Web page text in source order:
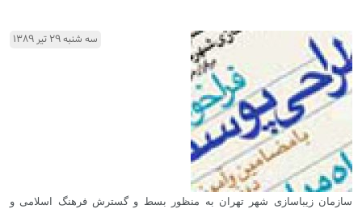
سه شنبه ۲۹ تیر ۱۳۸۹
سازمان زیباسازی شهر تهران به منظور بسط و گسترش فرهنگ اسلامی و